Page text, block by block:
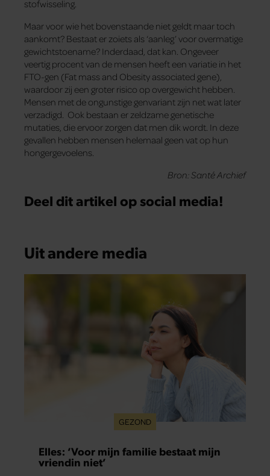
stofwisseling.
Maar voor wie het bovenstaande niet geldt maar toch
aankomt? Bestaat er zoiets als ‘aanleg’ voor overmatige
gewichtstoename? Inderdaad, dat kan. Ongeveer
veertig procent van de mensen heeft een variatie in het
FTO-gen (Fat mass and Obesity associated gene),
waardoor zij een groter risico op overgewicht hebben.
Mensen met de ongunstige genvariant zijn net wat later
verzadigd. Ook bestaan er zeldzame genetische
mutaties, die ervoor zorgen dat men dik wordt. In deze
gevallen hebben mensen helemaal geen vat op hun
hongergevoelens.
Bron: Santé Archief
Deel dit artikel op social media!
Uit andere media
GEZOND
Elles: ‘Voor mijn familie bestaat mijn
vriendin niet’